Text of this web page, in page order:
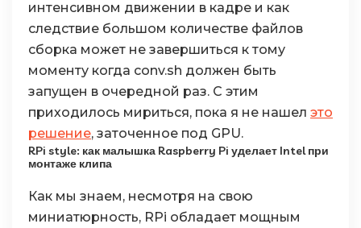
интенсивном движении в кадре и как
следствие большом количестве файлов
сборка может не завершиться к тому
моменту когда conv.sh должен быть
запущен в очередной раз. С этим
приходилось мириться, пока я не нашел это
решение, заточенное под GPU.
RPi style: как малышка Raspberry Pi уделает Intel при
монтаже клипа
Как мы знаем, несмотря на свою
миниатюрность, RPi обладает мощным